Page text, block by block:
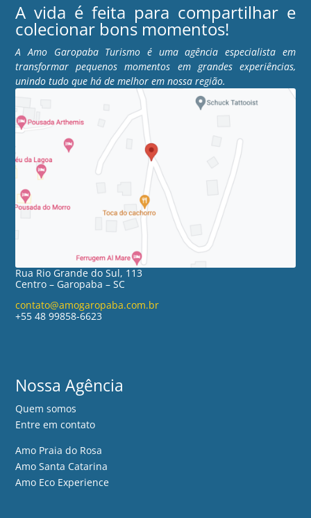
A vida é feita para compartilhar e
colecionar bons momentos!
A Amo Garopaba Turismo é uma agência especialista em
transformar pequenos momentos em grandes experiências,
unindo tudo que há de melhor em nossa região.
Rua Rio Grande do Sul, 113
Centro – Garopaba – SC
contato@amogaropaba.com.br
+55 48 99858-6623
Nossa Agência
Quem somos
Entre em contato
Amo Praia do Rosa
Amo Santa Catarina
Amo Eco Experience